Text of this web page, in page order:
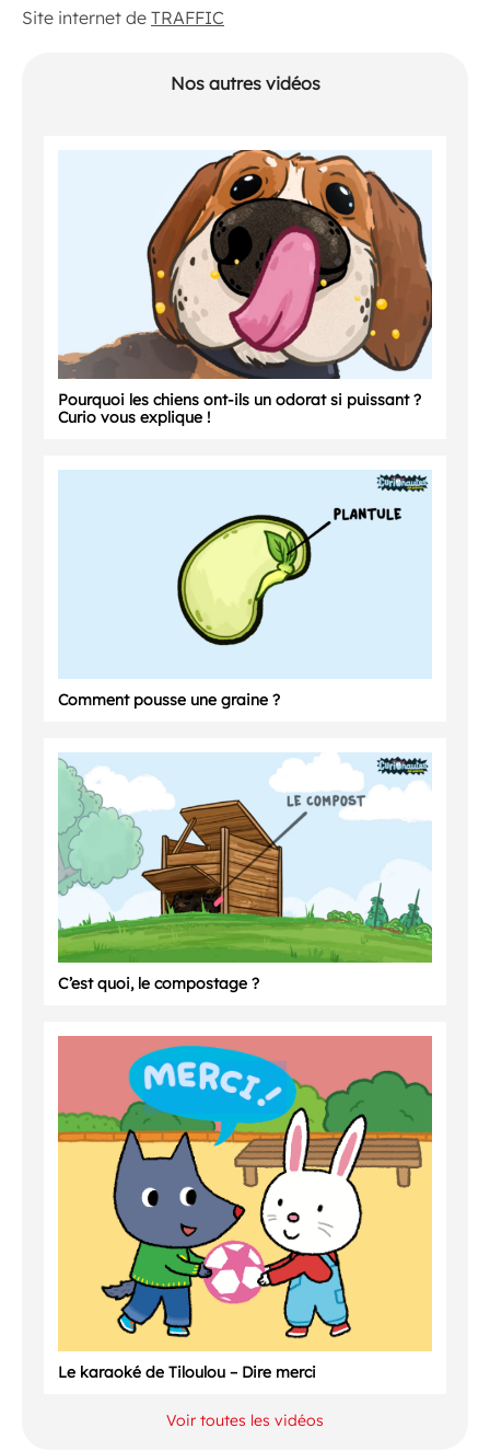
Site internet de TRAFFIC
Nos autres vidéos
Pourquoi les chiens ont-ils un odorat si puissant ?
Curio vous explique !
Comment pousse une graine ?
C’est quoi, le compostage ?
Le karaoké de Tiloulou – Dire merci
Voir toutes les vidéos